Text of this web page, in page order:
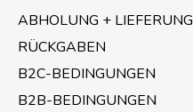
ABHOLUNG + LIEFERUNG
RÜCKGABEN
B2C-BEDINGUNGEN
B2B-BEDINGUNGEN